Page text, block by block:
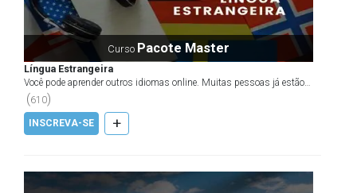
Curso Pacote Master
Língua Estrangeira
Você pode aprender outros idiomas online. Muitas pessoas já estão
aproveitando este novo conceito de aprendizado. O...
(610)
INSCREVA-SE +